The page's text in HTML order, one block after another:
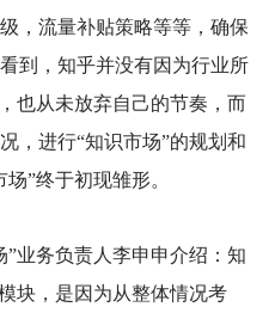
，流量补贴策略等等，确保
到，知乎并没有因为行业所
也从未放弃自己的节奏，而
，进行“知识市场”的规划和
”终于初现雏形。
业务负责人李申申介绍：知
块，是因为从整体情况考